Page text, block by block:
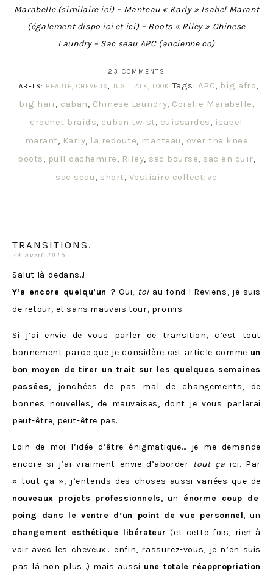
Marabelle(similaire ici) – Manteau « Karly» Isabel Marant
(également dispo iciet ici) – Boots « Riley » Chinese
Laundry– Sac seau APC (ancienne co)
23 COMMENTS
LABELS: BEAUTÉ, CHEVEUX, JUST TALK, LOOK Tags: APC, big afro,
big hair, caban, Chinese Laundry, Coralie Marabelle,
crochet braids, cuban twist, cuissardes, isabel
marant, Karly, la redoute, manteau , over the knee
boots, pull cachemire, Riley, sac bourse, sac en cuir,
sac seau, short, Vestiaire collective
TRANSITIONS.
29 avril 2015
Salut là-dedans..!
Y’a encore quelqu’un ? Oui, toiau fond ! Reviens, je suis
de retour, et sans mauvais tour, promis.
Si j’ai envie de vous parler de transition, c’est tout
bonnement parce que je considère cet article comme un
bon moyen de tirer un trait sur les quelques semaines
passées, jonchées de pas mal de changements, de
bonnes nouvelles, de mauvaises, dont je vous parlerai
peut-être, peut-être pas.
Loin de moi l’idée d’être énigmatique… je me demande
encore si j’ai vraiment envie d’aborder tout çaici. Par
« tout ça », j’entends des choses aussi variées que de
nouveaux projets professionnels, un
énorme coup de
poing dans le ventre d’un point de vue personnel, un
changement esthétique libérateur (et cette fois, rien à
voir avec les cheveux… enfin, rassurez-vous, je n’en suis
pas là non plus…) mais aussi une totale réappropriation